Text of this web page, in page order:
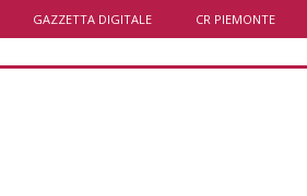
GAZZETTA DIGITALE CR PIEMONTE